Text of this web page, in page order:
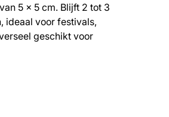
5 x 5 cm. Blijft 2 tot 3
ideaal voor festivals,
geschikt voor